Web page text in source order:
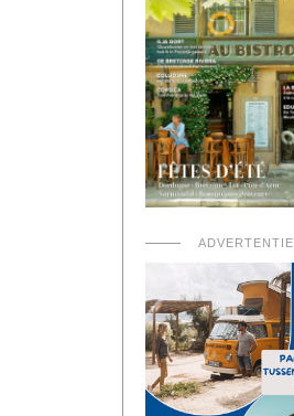
ADVERTENTIE